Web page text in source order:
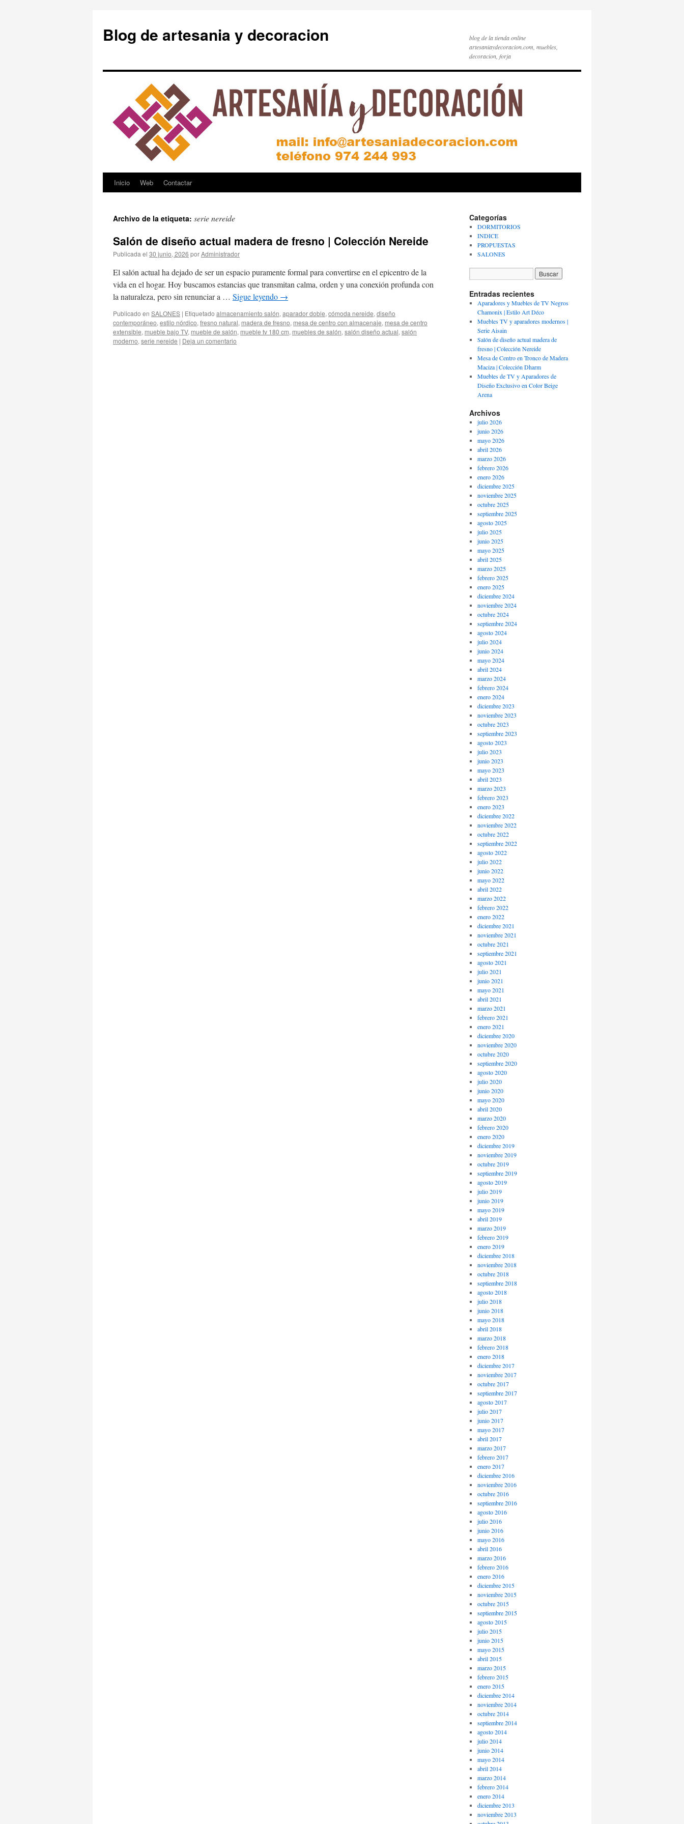
Blog de artesania y decoracion
blog de la tienda online
artesaniaydecoracion.com, muebles,
decoracion, forja
Saltar
contenido
Inicio Web Contactar
Archivo de la etiqueta: serie nereide
Salón de diseño actual madera de fresno | Colección Nereide
Publicada el 30 junio, 2026 porAdministrador
El salón actual ha dejado de ser un espacio puramente formal para convertirse en el epicentro de la
vida en el hogar. Hoy buscamos estancias que transmitan calma, orden y una conexión profunda con
la naturaleza, pero sin renunciar a … Sigue leyendo →
Publicado en SALONES | Etiquetado almacenamiento salón, aparador doble, cómoda nereide, diseño
contemporáneo, estilo nórdico, fresno natural, madera de fresno, mesa de centro con almacenaje, mesa de centro
extensible, mueble bajo TV, mueble de salón, mueble tv 180 cm, muebles de salón, salón diseño actual, salón
moderno, serie nereide | Deja un comentario
Categorías
DORMITORIOS
INDICE
PROPUESTAS
SALONES
Entradas recientes
Aparadores y Muebles de TV Negros
Chamonix | Estilo Art Déco
Muebles TV y aparadores modernos |
Serie Aisain
Salón de diseño actual madera de
fresno | Colección Nereide
Mesa de Centro en Tronco de Madera
Maciza | Colección Dharm
Muebles de TV y Aparadores de
Diseño Exclusivo en Color Beige
Arena
Archivos
julio 2026
junio 2026
mayo 2026
abril 2026
marzo 2026
febrero 2026
enero 2026
diciembre 2025
noviembre 2025
octubre 2025
septiembre 2025
agosto 2025
julio 2025
junio 2025
mayo 2025
abril 2025
marzo 2025
febrero 2025
enero 2025
diciembre 2024
noviembre 2024
octubre 2024
septiembre 2024
agosto 2024
julio 2024
junio 2024
mayo 2024
abril 2024
marzo 2024
febrero 2024
enero 2024
diciembre 2023
noviembre 2023
octubre 2023
septiembre 2023
agosto 2023
julio 2023
junio 2023
mayo 2023
abril 2023
marzo 2023
febrero 2023
enero 2023
diciembre 2022
noviembre 2022
octubre 2022
septiembre 2022
agosto 2022
julio 2022
junio 2022
mayo 2022
abril 2022
marzo 2022
febrero 2022
enero 2022
diciembre 2021
noviembre 2021
octubre 2021
septiembre 2021
agosto 2021
julio 2021
junio 2021
mayo 2021
abril 2021
marzo 2021
febrero 2021
enero 2021
diciembre 2020
noviembre 2020
octubre 2020
septiembre 2020
agosto 2020
julio 2020
junio 2020
mayo 2020
abril 2020
marzo 2020
febrero 2020
enero 2020
diciembre 2019
noviembre 2019
octubre 2019
septiembre 2019
agosto 2019
julio 2019
junio 2019
mayo 2019
abril 2019
marzo 2019
febrero 2019
enero 2019
diciembre 2018
noviembre 2018
octubre 2018
septiembre 2018
agosto 2018
julio 2018
junio 2018
mayo 2018
abril 2018
marzo 2018
febrero 2018
enero 2018
diciembre 2017
noviembre 2017
octubre 2017
septiembre 2017
agosto 2017
julio 2017
junio 2017
mayo 2017
abril 2017
marzo 2017
febrero 2017
enero 2017
diciembre 2016
noviembre 2016
octubre 2016
septiembre 2016
agosto 2016
julio 2016
junio 2016
mayo 2016
abril 2016
marzo 2016
febrero 2016
enero 2016
diciembre 2015
noviembre 2015
octubre 2015
septiembre 2015
agosto 2015
julio 2015
junio 2015
mayo 2015
abril 2015
marzo 2015
febrero 2015
enero 2015
diciembre 2014
noviembre 2014
octubre 2014
septiembre 2014
agosto 2014
julio 2014
junio 2014
mayo 2014
abril 2014
marzo 2014
febrero 2014
enero 2014
diciembre 2013
noviembre 2013